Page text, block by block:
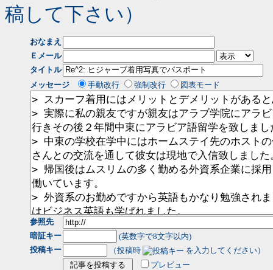
稿して下さい）
おなまえ
Ｅメール
タイトル
メッセージ
手動改行 強制改行 図表モード
参照先
暗証キー
(英数字で8文字以内)
投稿キー
（投稿時
を入力してください）
プレビュー